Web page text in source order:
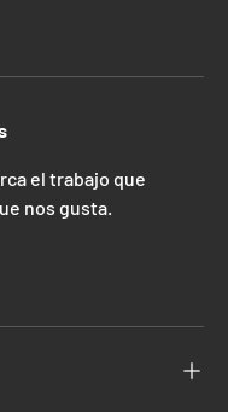
el trabajo que
nos gusta.